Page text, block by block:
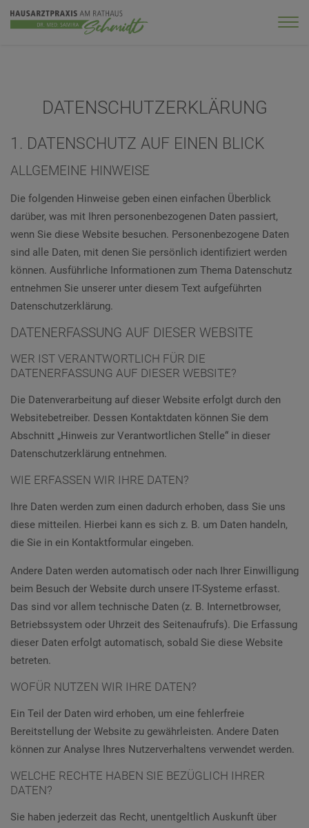
DATENSCHUTZ­ERKLÄRUNG
1. DATENSCHUTZ AUF EINEN BLICK
ALLGEMEINE HINWEISE
Die folgenden Hinweise geben einen einfachen Überblick
darüber, was mit Ihren personenbezogenen Daten passiert,
wenn Sie diese Website besuchen. Personenbezogene Daten
sind alle Daten, mit denen Sie persönlich identifiziert werden
können. Ausführliche Informationen zum Thema Datenschutz
entnehmen Sie unserer unter diesem Text aufgeführten
Datenschutzerklärung.
DATENERFASSUNG AUF DIESER WEBSITE
WER IST VERANTWORTLICH FÜR DIE
DATENERFASSUNG AUF DIESER WEBSITE?
Die Datenverarbeitung auf dieser Website erfolgt durch den
Websitebetreiber. Dessen Kontaktdaten können Sie dem
Abschnitt „Hinweis zur Verantwortlichen Stelle“ in dieser
Datenschutzerklärung entnehmen.
WIE ERFASSEN WIR IHRE DATEN?
Ihre Daten werden zum einen dadurch erhoben, dass Sie uns
diese mitteilen. Hierbei kann es sich z. B. um Daten handeln,
die Sie in ein Kontaktformular eingeben.
Andere Daten werden automatisch oder nach Ihrer Einwilligung
beim Besuch der Website durch unsere IT-Systeme erfasst.
Das sind vor allem technische Daten (z. B. Internetbrowser,
Betriebssystem oder Uhrzeit des Seitenaufrufs). Die Erfassung
dieser Daten erfolgt automatisch, sobald Sie diese Website
betreten.
WOFÜR NUTZEN WIR IHRE DATEN?
Ein Teil der Daten wird erhoben, um eine fehlerfreie
Bereitstellung der Website zu gewährleisten. Andere Daten
können zur Analyse Ihres Nutzerverhaltens verwendet werden.
WELCHE RECHTE HABEN SIE BEZÜGLICH IHRER
DATEN?
Sie haben jederzeit das Recht, unentgeltlich Auskunft über